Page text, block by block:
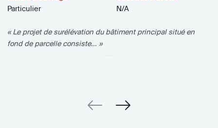
Particulier
N/A
« Le projet de surélévation du bâtiment principal situé en
fond de parcelle consiste... »